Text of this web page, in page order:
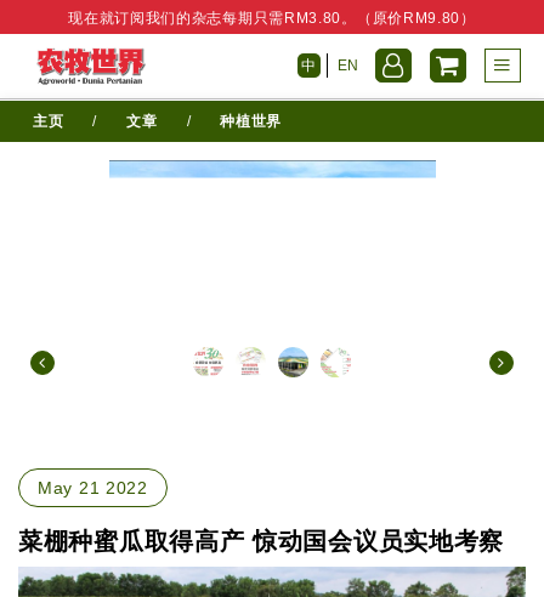
现在就订阅我们的杂志每期只需RM3.80。（原价RM9.80）
中 EN
主页 / 文章 / 种植世界
May 21 2022
菜棚种蜜瓜取得高产 惊动国会议员实地考察